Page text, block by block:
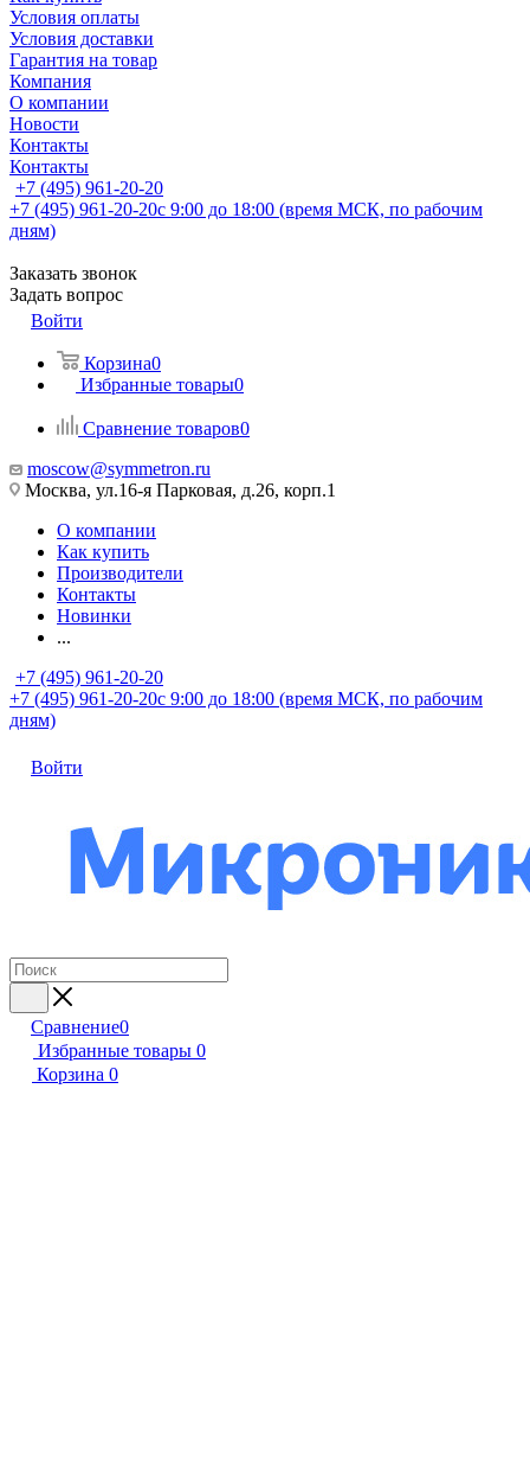
Условия оплаты
Условия доставки
Гарантия на товар
Компания
О компании
Новости
Контакты
Контакты
+7 (495) 961-20-20
+7 (495) 961-20-20с 9:00 до 18:00 (время МСК, по рабочим
дням)
Заказать звонок
Задать вопрос
Войти
Корзина0
Избранные товары0
Сравнение товаров0
moscow@symmetron.ru
Москва, ул.16-я Парковая, д.26, корп.1
О компании
Как купить
Производители
Контакты
Новинки
...
+7 (495) 961-20-20
+7 (495) 961-20-20с 9:00 до 18:00 (время МСК, по рабочим
дням)
Войти
Сравнение0
Избранные товары 0
Корзина 0